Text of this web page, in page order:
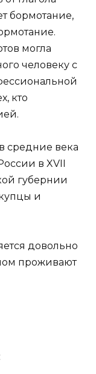
бормотание,
могла
человеку с
кто
средние века
в XVII
губернии
и
довольно
проживают